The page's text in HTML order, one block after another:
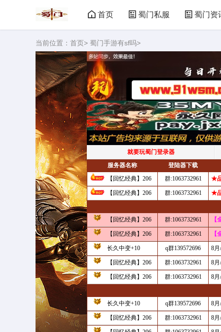
首页 蜀门私服 蜀门资
当前位置： 首页> 蜀门手游有sf吗>